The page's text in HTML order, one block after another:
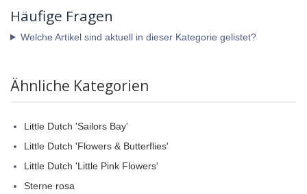
Häufige Fragen
Welche Artikel sind aktuell in dieser Kategorie gelistet?
Ähnliche Kategorien
Little Dutch 'Sailors Bay'
Little Dutch 'Flowers & Butterflies'
Little Dutch 'Little Pink Flowers'
Sterne rosa